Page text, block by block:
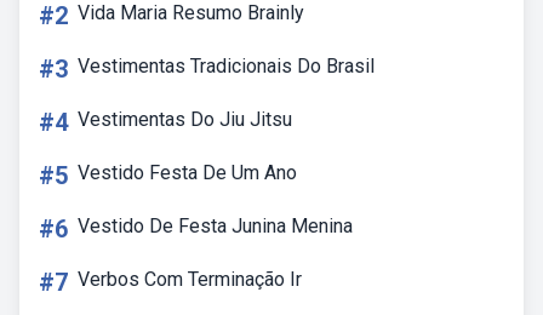
#2 Vida Maria Resumo Brainly
#3 Vestimentas Tradicionais Do Brasil
#4 Vestimentas Do Jiu Jitsu
#5 Vestido Festa De Um Ano
#6 Vestido De Festa Junina Menina
#7 Verbos Com Terminação Ir